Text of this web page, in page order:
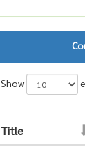
Show
Title